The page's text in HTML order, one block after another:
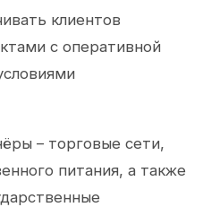
клиентов
с оперативной
– торговые сети,
питания, а также